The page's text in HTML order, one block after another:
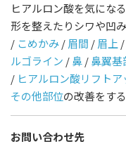
ヒアルロン酸を気にな
形を整えたりシワや凹
/ こめかみ/眉間 /眉上 /
ルゴライン /鼻/鼻翼基
/ ヒアルロン酸リフトア
その他部位の改善をす
お問い合わせ先